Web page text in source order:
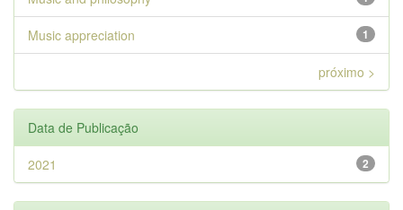
1
Music appreciation
próximo >
Data de Publicação
2
2021